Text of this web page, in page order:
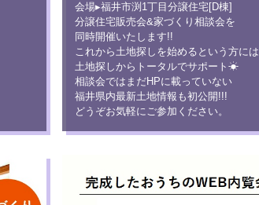
会場▸福井市渕1丁目分譲住宅[D棟]
分譲住宅販売会&家づくり相談会を
同時開催いたします!!
これから土地探しを始めるという方には
土地探しからトータルでサポート☀
相談会ではまだHPに載っていない
福井県内最新土地情報も初公開!!!
どうぞお気軽にご参加ください。